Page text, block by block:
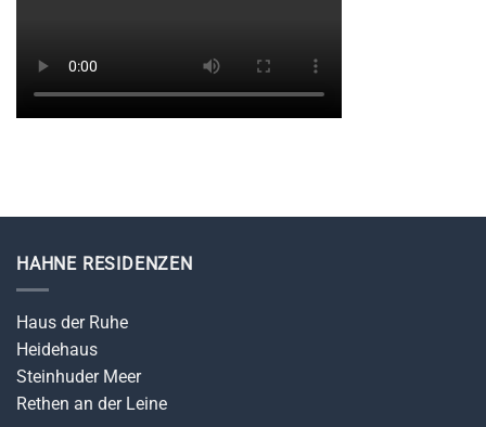
HAHNE RESIDENZEN
Haus der Ruhe
Heidehaus
Steinhuder Meer
Rethen an der Leine